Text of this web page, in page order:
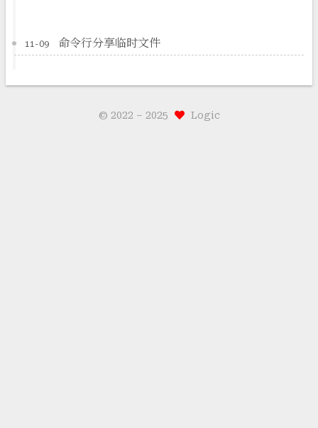
11-09 命令行分享临时文件
© 2022 – 2025 Logic